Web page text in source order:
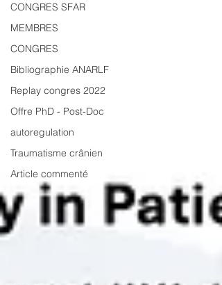
CONGRES SFAR
MEMBRES
CONGRES
Bibliographie ANARLF
Replay congres 2022
Offre PhD - Post-Doc
autoregulation
Traumatisme crânien
Article commenté